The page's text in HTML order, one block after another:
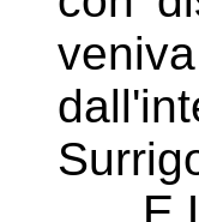
veniva
E